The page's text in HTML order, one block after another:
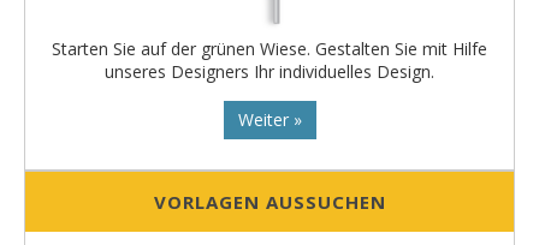
Starten Sie auf der grünen Wiese. Gestalten Sie mit Hilfe
unseres Designers Ihr individuelles Design.
Weiter »
VORLAGEN AUSSUCHEN